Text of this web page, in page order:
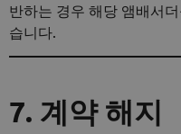
반하는 경우 해당 앰배서
습니다.
7. 계약 해지